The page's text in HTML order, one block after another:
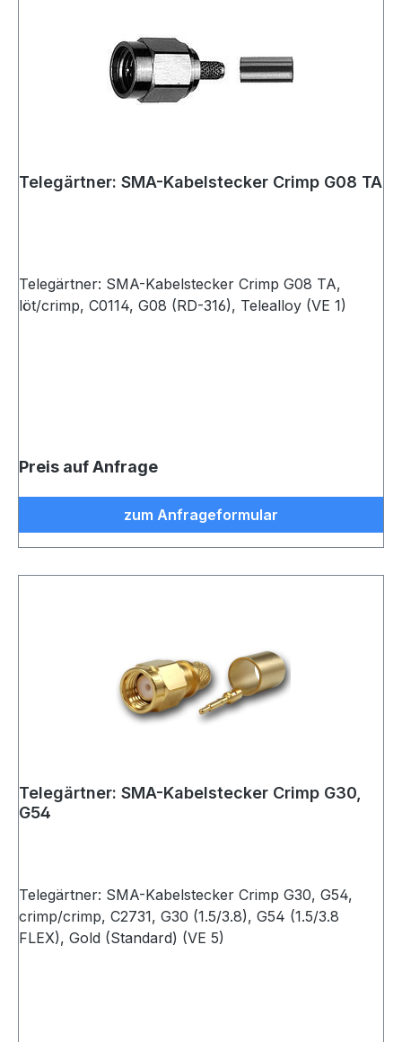
Telegärtner: SMA-Kabelstecker Crimp G08 TA
Telegärtner: SMA-Kabelstecker Crimp G08 TA,
löt/crimp, C0114, G08 (RD-316), Telealloy (VE 1)
Preis auf Anfrage
zum Anfrageformular
Telegärtner: SMA-Kabelstecker Crimp G30,
G54
Telegärtner: SMA-Kabelstecker Crimp G30, G54,
crimp/crimp, C2731, G30 (1.5/3.8), G54 (1.5/3.8
FLEX), Gold (Standard) (VE 5)